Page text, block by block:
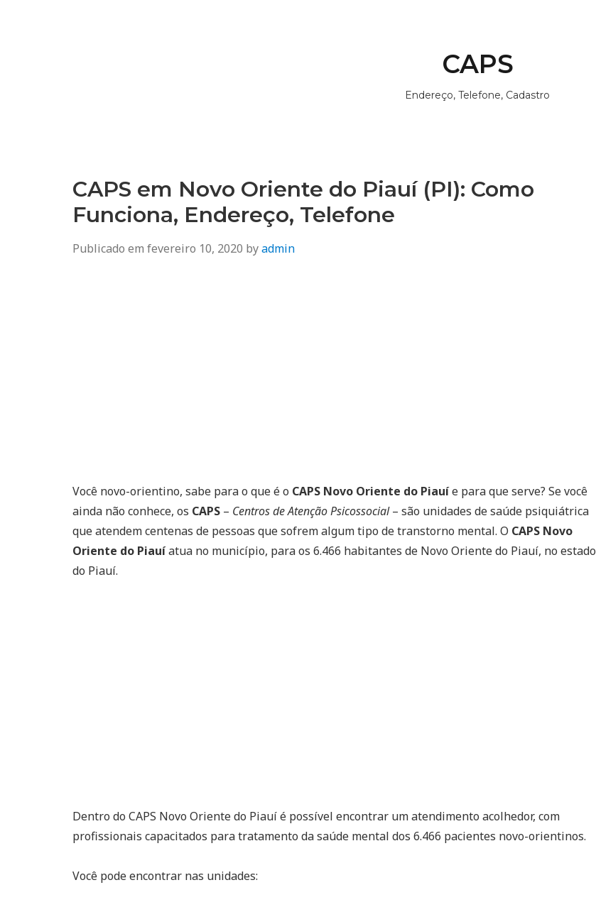
CAPS
Endereço, Telefone, Cadastro
CAPS em Novo Oriente do Piauí (PI): Como
Funciona, Endereço, Telefone
Publicado em fevereiro 10, 2020 byadmin
Você novo-orientino, sabe para o que é o CAPS Novo Oriente do Piauíe para que serve? Se você
ainda não conhece, os CAPS – Centros de Atenção Psicossocial– são unidades de saúde psiquiátrica
que atendem centenas de pessoas que sofrem algum tipo de transtorno mental. O CAPS Novo
Oriente do Piauíatua no município, para os 6.466 habitantes de Novo Oriente do Piauí, no estado
do Piauí.
Dentro do CAPS Novo Oriente do Piauí é possível encontrar um atendimento acolhedor, com
profissionais capacitados para tratamento da saúde mental dos 6.466 pacientes novo-orientinos.
Você pode encontrar nas unidades: